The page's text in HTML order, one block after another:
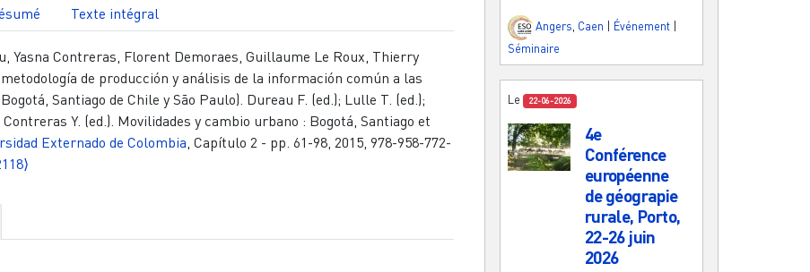
Texte intégral
Yasna Contreras, Florent Demoraes, Guillaume Le Roux, Thierry
de producción y análisis de la información común a las
Santiago de Chile y São Paulo). Dureau F. (ed.); Lulle T. (ed.);
Contreras Y. (ed.). Movilidades y cambio urbano : Bogotá, Santiago et
Externado de Colombia , Capítulo 2 - pp. 61-98, 2015, 978-958-772-
Angers, Caen Événement
Séminaire
Le 22-06-2026
4e
Conférence
européenne
de géograpie
rurale, Porto,
22-26 juin
2026